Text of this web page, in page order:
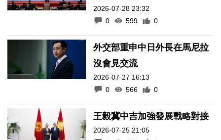
2026-07-28 23:32
0
599 0
外交部重申中日外長在馬尼拉
沒會見交流
2026-07-27 16:13
0
566 0
王毅冀中吉加強發展戰略對接
2026-07-25 21:05